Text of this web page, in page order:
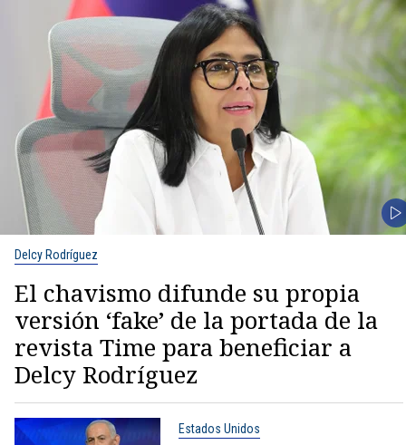
Delcy Rodríguez
El chavismo difunde su propia
versión ‘fake’ de la portada de la
revista Time para beneficiar a
Delcy Rodríguez
Estados Unidos